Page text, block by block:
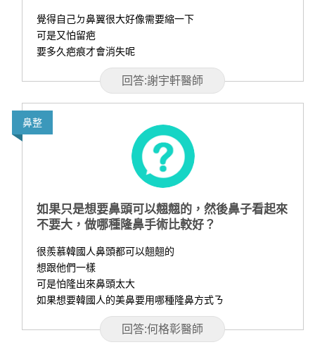
覺得自己ㄉ鼻翼很大好像需要縮一下
可是又怕留疤
要多久疤痕才會消失呢
回答:謝宇軒醫師
鼻整
如果只是想要鼻頭可以翹翹的，然後鼻子看起來
不要大，做哪種隆鼻手術比較好？
很羨慕韓國人鼻頭都可以翹翹的
想跟他們一樣
可是怕隆出來鼻頭太大
如果想要韓國人的美鼻要用哪種隆鼻方式ㄋ
回答:何格彰醫師